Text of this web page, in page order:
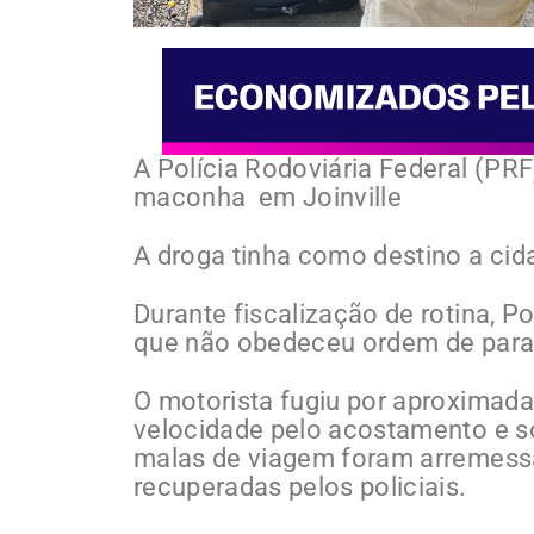
A Polícia Rodoviária Federal
maconha em Joinville
A droga tinha como destino a
Durante fiscalização de rotina,
que não obedeceu ordem de
O motorista fugiu por
velocidade pelo acostamento e
malas de viagem foram
recuperadas pelos policiais.